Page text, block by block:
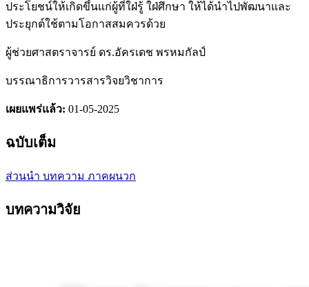
ประโยชน์ให้เกิดขึ้นแก่ผู้ที่ใฝ่รู้ ใฝ่ศึกษา ให้ได้นำไปพัฒนาและ
ประยุกต์ใช้ตามโอกาสสมควรด้วย
ผู้ช่วยศาสตราจารย์ ดร.อัครเดช พรหมกัลป์
บรรณาธิการวารสารวิจยวิชาการ
เผยแพร่แล้ว: 01-05-2025
ฉบับเต็ม
ส่วนนำ บทความ ภาคผนวก
บทความวิจัย